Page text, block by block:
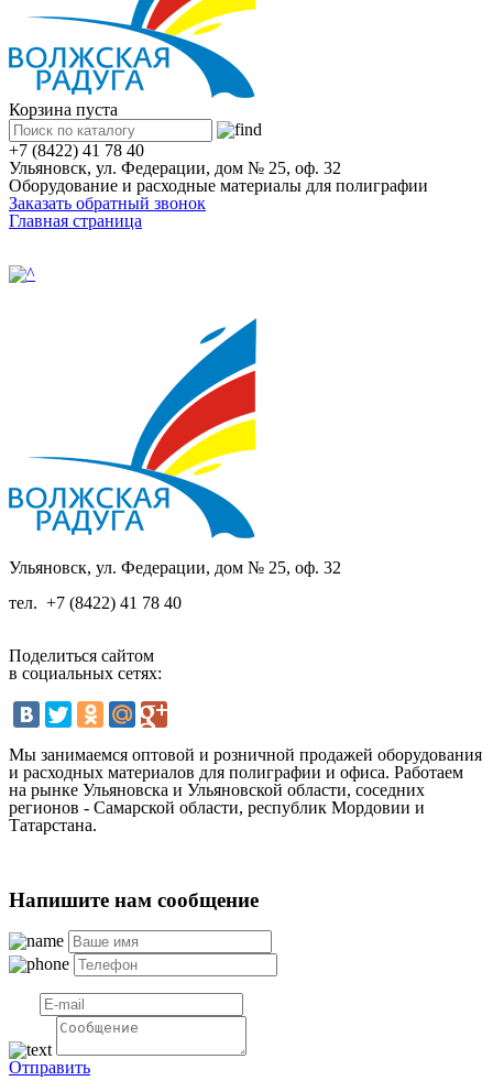
Корзина пуста
+7 (8422) 41 78 40
Ульяновск, ул. Федерации, дом № 25, оф. 32
Оборудование и расходные материалы для полиграфии
Заказать обратный звонок
Главная страница
Ульяновск, ул. Федерации, дом № 25, оф. 32
тел. +7 (8422) 41 78 40
Поделиться сайтом
в социальных сетях:
Мы занимаемся оптовой и розничной продажей оборудования
и расходных материалов для полиграфии и офиса. Работаем
на рынке Ульяновска и Ульяновской области, соседних
регионов - Самарской области, республик Мордовии и
Татарстана.
Напишите нам сообщение
Отправить